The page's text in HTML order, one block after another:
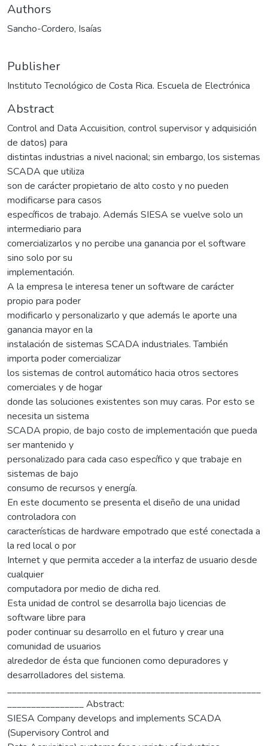
Authors
Sancho-Cordero, Isaías
Publisher
Instituto Tecnológico de Costa Rica. Escuela de Electrónica
Abstract
Control and Data Accuisition, control supervisor y adquisición
de datos) para
distintas industrias a nivel nacional; sin embargo, los sistemas
SCADA que utiliza
son de carácter propietario de alto costo y no pueden
modificarse para casos
específicos de trabajo. Además SIESA se vuelve solo un
intermediario para
comercializarlos y no percibe una ganancia por el software
sino solo por su
implementación.
A la empresa le interesa tener un software de carácter
propio para poder
modificarlo y personalizarlo y que además le aporte una
ganancia mayor en la
instalación de sistemas SCADA industriales. También
importa poder comercializar
los sistemas de control automático hacia otros sectores
comerciales y de hogar
donde las soluciones existentes son muy caras. Por esto se
necesita un sistema
SCADA propio, de bajo costo de implementación que pueda
ser mantenido y
personalizado para cada caso específico y que trabaje en
sistemas de bajo
consumo de recursos y energía.
En este documento se presenta el diseño de una unidad
controladora con
características de hardware empotrado que esté conectada a
la red local o por
Internet y que permita acceder a la interfaz de usuario desde
cualquier
computadora por medio de dicha red.
Esta unidad de control se desarrolla bajo licencias de
software libre para
poder continuar su desarrollo en el futuro y crear una
comunidad de usuarios
alrededor de ésta que funcionen como depuradores y
desarrolladores del sistema.
_____________________________________________________
________________ Abstract:
SIESA Company develops and implements SCADA
(Supervisory Control and